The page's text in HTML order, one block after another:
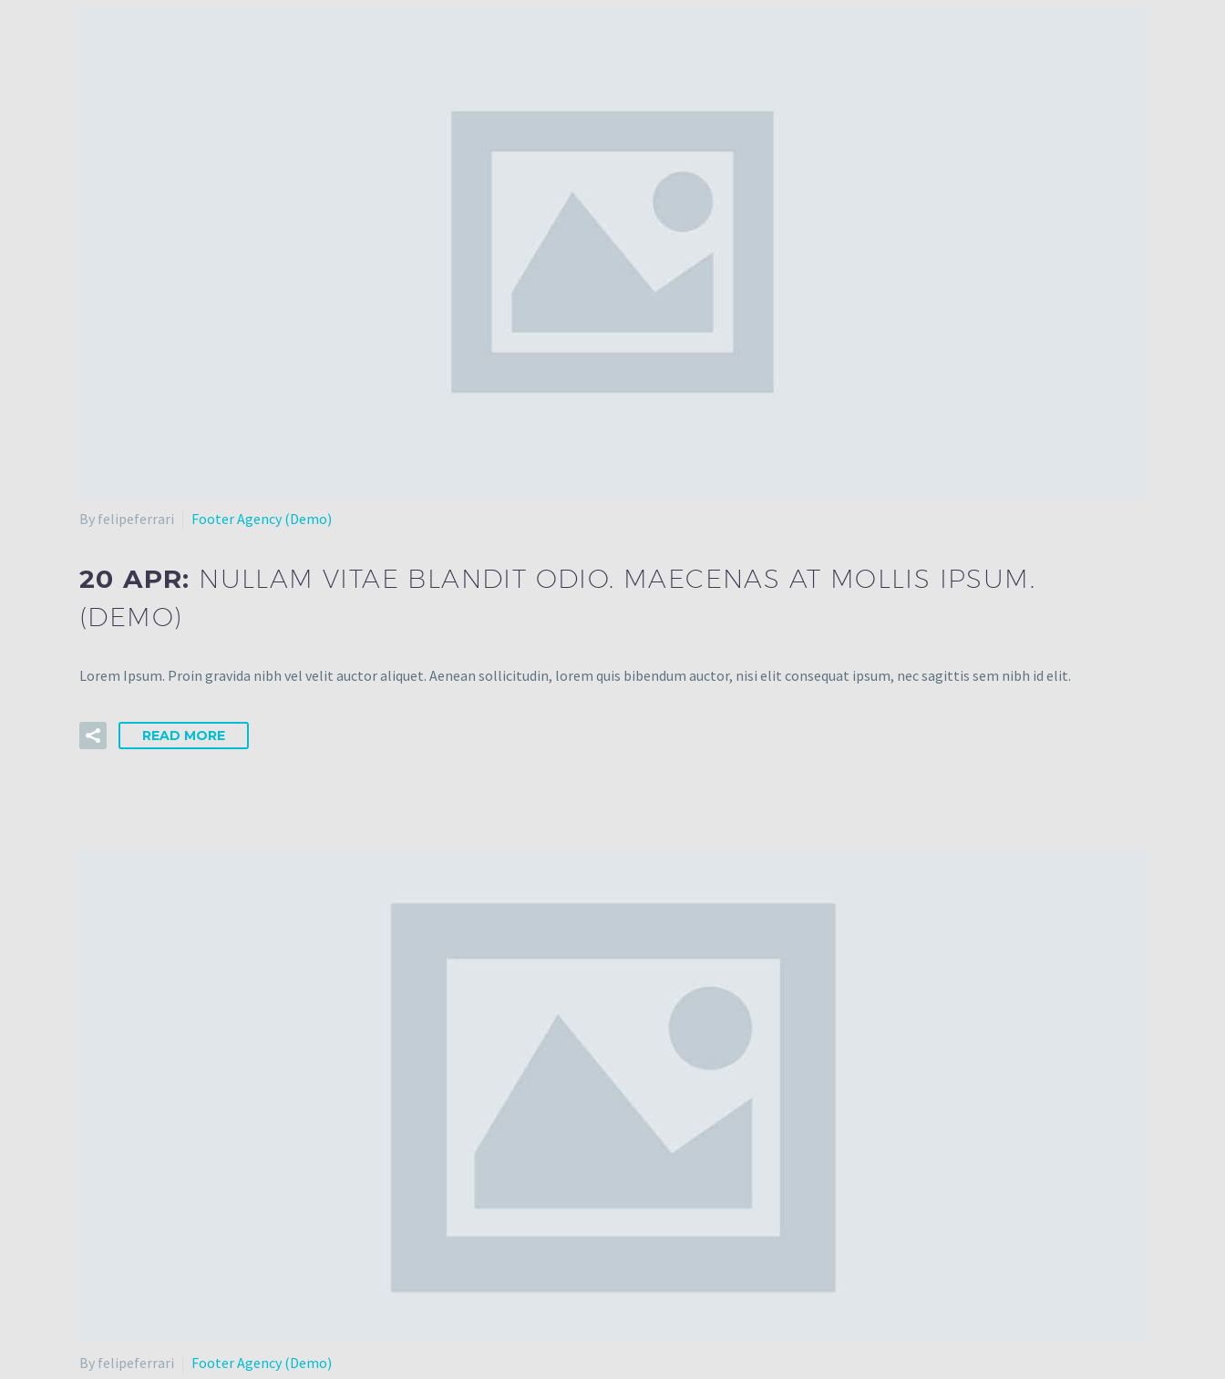
By felipeferrari Footer Agency (Demo)
20 APR: NULLAM VITAE BLANDIT ODIO. MAECENAS AT MOLLIS IPSUM.
(DEMO)
Lorem Ipsum. Proin gravida nibh vel velit auctor aliquet. Aenean sollicitudin, lorem quis bibendum auctor, nisi elit consequat ipsum, nec sagittis sem nibh id elit.
READ MORE
By felipeferrari Footer Agency (Demo)